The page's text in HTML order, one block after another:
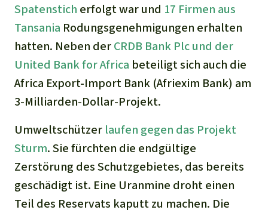
Spatenstich erfolgt war und 17 Firmen aus
Tansania Rodungsgenehmigungen erhalten
hatten. Neben derCRDB Bank Plc und der
United Bank for Africa beteiligt sich auch die
Africa Export-Import Bank (Afriexim Bank) am
3-Milliarden-Dollar-Projekt.
Umweltschützer laufen gegen das Projekt
Sturm. Sie fürchten die endgültige
Zerstörung des Schutzgebietes, das bereits
geschädigt ist. Eine Uranmine droht einen
Teil des Reservats kaputt zu machen. Die